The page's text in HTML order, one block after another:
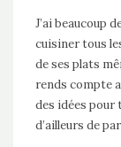
J’ai beaucoup
cuisiner tous
de ses plats
rends compte
des idées pour
d’ailleurs de